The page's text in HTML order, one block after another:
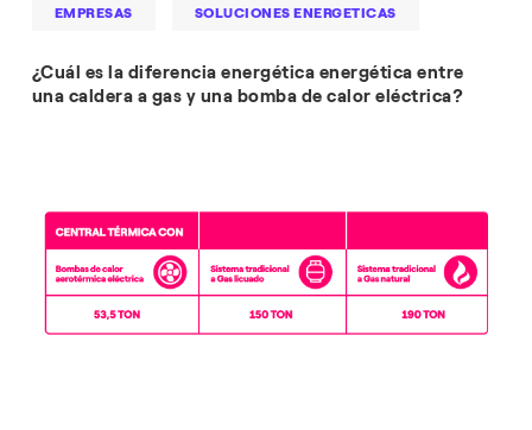
EMPRESAS SOLUCIONES ENERGETICAS
¿Cuál es la diferencia energética energética entre
una caldera a gas y una bomba de calor eléctrica?